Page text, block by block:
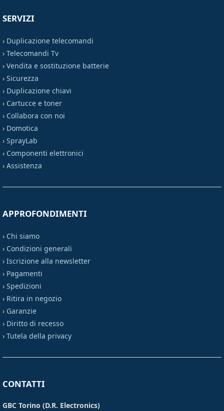
SERVIZI
› Duplicazione telecomandi
› Telecomandi Tv
› Vendita e sostituzione batterie
› Sicurezza
› Duplicazione chiavi
› Cartucce e toner
› Collabora con noi
› Domotica
› SprayLab
› Componenti elettronici
› Assistenza
APPROFONDIMENTI
› Chi siamo
› Condizioni generali
› Iscrizione alla newsletter
› Pagamenti
› Spedizioni
› Ritira in negozio
› Garanzie
› Diritto di recesso
› Tutela della privacy
CONTATTI
GBC Torino (D.R. Electronics)